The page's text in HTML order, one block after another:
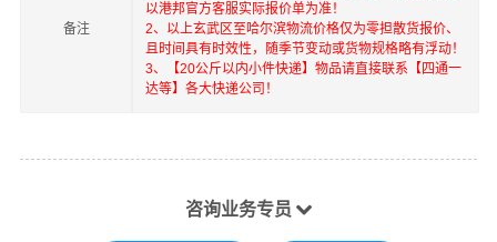
备注
以港邦官方客服实际报价单为准！
2、以上玄武区 至哈尔滨物流价格仅为零担散货报价、
且时间具有时效性，随季节变动或货物规格略有浮动！
3、【20公斤以内小件快递】物品请直接联系【四通一
达等】各大快递公司！
咨询业务专员